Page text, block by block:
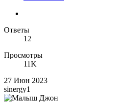
Ответы
12
Просмотры
11K
27 Июн 2023
sinergy1